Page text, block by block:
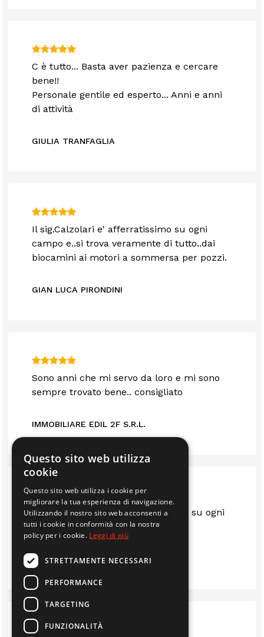
C è tutto... Basta aver pazienza e cercare
bene!!
Personale gentile ed esperto... Anni e anni
di attività
GIULIA TRANFAGLIA
Il sig.Calzolari e' afferratissimo su ogni
campo e..si trova veramente di tutto..dai
biocamini ai motori a sommersa per pozzi.
GIAN LUCA PIRONDINI
Sono anni che mi servo da loro e mi sono
sempre trovato bene.. consigliato
IMMOBILIARE EDIL 2F S.R.L.
Sempre al top.. gentili e disponibili su ogni
questione
LUIS
Questo sito web utilizza
cookie
Questo sito web utilizza i cookie per
migliorare la tua esperienza di navigazione.
Utilizzando il nostro sito web acconsenti a
tutti i cookie in conformità con la nostra
policy per i cookie. Leggi di più
STRETTAMENTE NECESSARI
PERFORMANCE
TARGETING
FUNZIONALITÀ